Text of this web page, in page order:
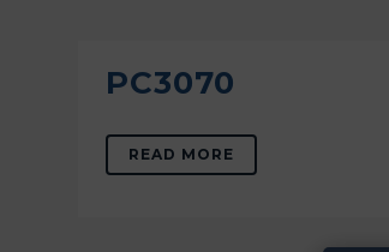
PC3070
READ MORE